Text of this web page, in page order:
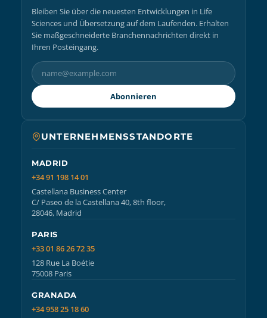
Bleiben Sie über die neuesten Entwicklungen in Life
Sciences und Übersetzung auf dem Laufenden. Erhalten
Sie maßgeschneiderte Branchennachrichten direkt in
Ihren Posteingang.
Abonnieren
UNTERNEHMENSSTANDORTE
MADRID
+34 91 198 14 01
Castellana Business Center
C/ Paseo de la Castellana 40, 8th floor,
28046, Madrid
PARIS
+33 01 86 26 72 35
128 Rue La Boétie
75008 Paris
GRANADA
+34 958 25 18 60